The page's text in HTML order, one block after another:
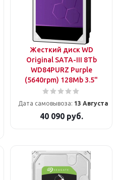
Жесткий диск WD
Original SATA-III 8Tb
WD84PURZ Purple
(5640rpm) 128Mb 3.5"
Дата самовывоза: 13 Августа
40 090руб.